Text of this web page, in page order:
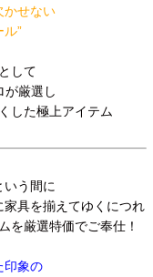
かせない
ル”
して
が厳選し
した極上アイテム
いう間に
具を揃えてゆくにつれ
を厳選特価でご奉仕！
印象の